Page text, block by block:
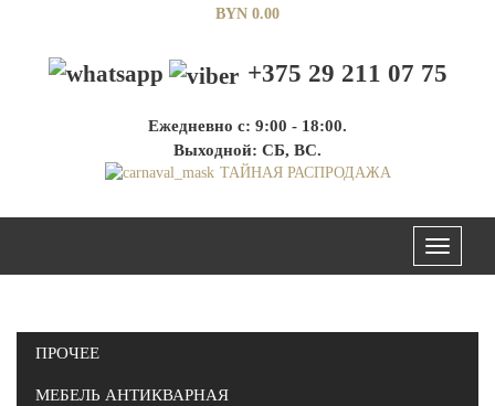
BYN 0.00
+375 29 211 07 75
Ежедневно с: 9:00 - 18:00.
Выходной: СБ, ВС.
ТАЙНАЯ РАСПРОДАЖА
Меню
ПРОЧЕЕ
МЕБЕЛЬ АНТИКВАРНАЯ